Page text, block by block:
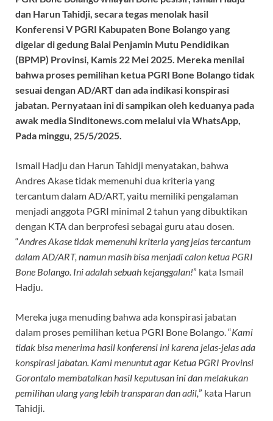
b
o
o
k
s
A
p
p
gr
a
m
a
ds
dan Harun Tahidji, secara tegas menolak hasil
Konferensi V PGRI Kabupaten Bone Bolango yang
digelar di gedung Balai Penjamin Mutu Pendidikan
(BPMP) Provinsi, Kamis 22 Mei 2025. Mereka menilai
bahwa proses pemilihan ketua PGRI Bone Bolango tidak
sesuai dengan AD/ART dan ada indikasi konspirasi
jabatan. Pernyataan ini di sampikan oleh keduanya pada
awak media Sinditonews.com melalui via WhatsApp,
Pada minggu, 25/5/2025.
Ismail Hadju dan Harun Tahidji menyatakan, bahwa
Andres Akase tidak memenuhi dua kriteria yang
tercantum dalam AD/ART, yaitu memiliki pengalaman
menjadi anggota PGRI minimal 2 tahun yang dibuktikan
dengan KTA dan berprofesi sebagai guru atau dosen.
“Andres Akase tidak memenuhi kriteria yang jelas tercantum
dalam AD/ART, namun masih bisa menjadi calon ketua PGRI
Bone Bolango. Ini adalah sebuah kejanggalan!” kata Ismail
Hadju.
Mereka juga menuding bahwa ada konspirasi jabatan
dalam proses pemilihan ketua PGRI Bone Bolango. “Kami
tidak bisa menerima hasil konferensi ini karena jelas-jelas ada
konspirasi jabatan. Kami menuntut agar Ketua PGRI Provinsi
Gorontalo membatalkan hasil keputusan ini dan melakukan
pemilihan ulang yang lebih transparan dan adil,” kata Harun
Tahidji.